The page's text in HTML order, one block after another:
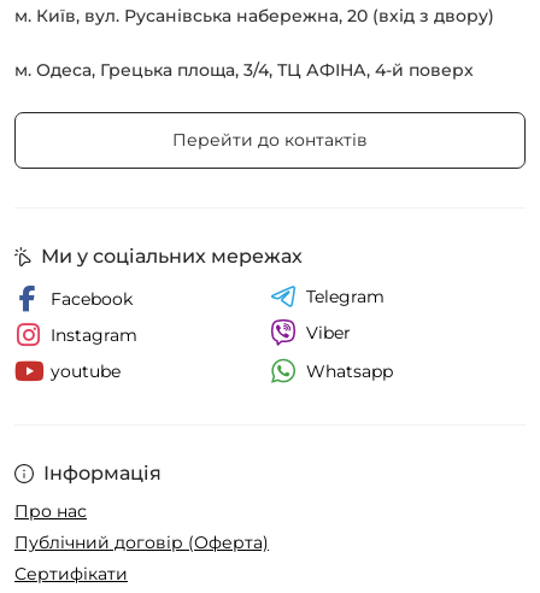
м. Київ, вул. Русанівська набережна, 20 (вхід з двору)
м. Одеса, Грецька площа, 3/4, ТЦ АФІНА, 4-й поверх
Перейти до контактів
Інформація
Про нас
Публічний договір (Оферта)
Сертифікати
Ми у соціальних мережах
Facebook
Instagram
youtube
Telegram
Viber
Whatsapp